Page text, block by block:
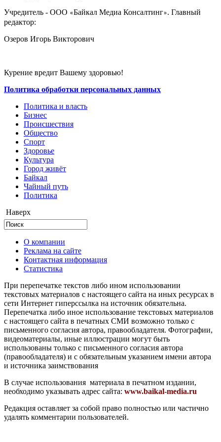
Учредитель - ООО «Байкал Медиа Консалтинг». Главный
редактор:
Озеров Игорь Викторович
Курение вредит Вашему здоровью!
Политика обработки персональных данных
Политика и власть
Бизнес
Происшествия
Общество
Cпорт
Здоровье
Культура
Город живёт
Байкал
Чайный путь
Политика
Наверх
О компании
Реклама на сайте
Контактная информация
Статистика
При перепечатке текстов либо ином использовании
текстовых материалов с настоящего сайта на иных ресурсах в
сети Интернет гиперссылка на источник обязательна.
Перепечатка либо иное использование текстовых материалов
с настоящего сайта в печатных СМИ возможно только с
письменного согласия автора, правообладателя. Фотографии,
видеоматериалы, иные иллюстрации могут быть
использованы только с письменного согласия автора
(правообладателя) и с обязательным указанием имени автора
и источника заимствования
В случае использования материала в печатном издании,
необходимо указывать адрес сайта: www.baikal-media.ru
Редакция оставляет за собой право полностью или частично
удалять комментарии пользователей.